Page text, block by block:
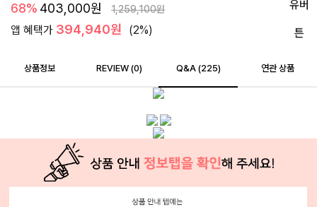
68% 403,000원 1,259,100원
앱 혜택가 394,940원 (2%)
상품정보 REVIEW (0) Q&A (225) 연관 상품